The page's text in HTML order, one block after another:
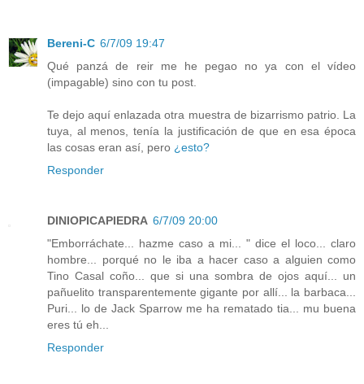
Bereni-C 6/7/09 19:47
Qué panzá de reir me he pegao no ya con el vídeo
(impagable) sino con tu post.
Te dejo aquí enlazada otra muestra de bizarrismo patrio. La
tuya, al menos, tenía la justificación de que en esa época
las cosas eran así, pero ¿esto?
Responder
DINIOPICAPIEDRA 6/7/09 20:00
"Emborráchate... hazme caso a mi... " dice el loco... claro
hombre... porqué no le iba a hacer caso a alguien como
Tino Casal coño... que si una sombra de ojos aquí... un
pañuelito transparentemente gigante por allí... la barbaca...
Puri... lo de Jack Sparrow me ha rematado tia... mu buena
eres tú eh...
Responder